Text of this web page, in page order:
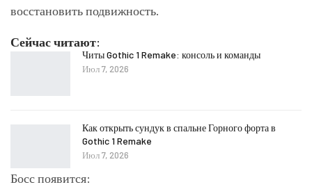
восстановить подвижность.
Сейчас читают:
Читы Gothic 1 Remake: консоль и команды
Июл 7, 2026
Как открыть сундук в спальне Горного форта в
Gothic 1 Remake
Июл 7, 2026
Босс появится: